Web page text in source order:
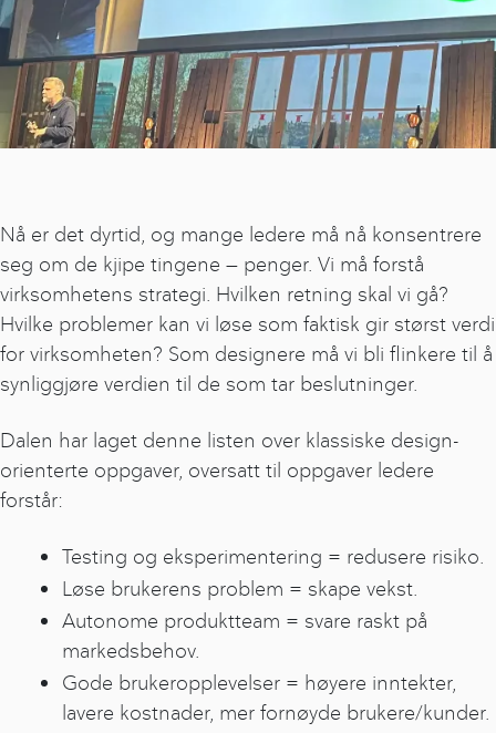
Nå er det dyrtid, og mange ledere må nå konsentrere
seg om de kjipe tingene — penger. Vi må forstå
virksomhetens strategi. Hvilken retning skal vi gå?
Hvilke problemer kan vi løse som faktisk gir størst verdi
for virksomheten? Som designere må vi bli flinkere til å
synliggjøre verdien til de som tar beslutninger.
Dalen har laget denne listen over klassiske design-
orienterte oppgaver, oversatt til oppgaver ledere
forstår:
Testing og eksperimentering = redusere risiko.
Løse brukerens problem = skape vekst.
Autonome produktteam = svare raskt på
markedsbehov.
Gode brukeropplevelser = høyere inntekter,
lavere kostnader, mer fornøyde brukere/kunder.